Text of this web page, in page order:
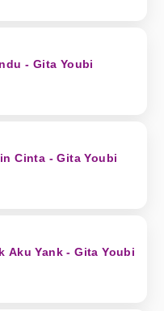
- Gita Youbi
Cinta - Gita Youbi
Aku Yank - Gita Youbi